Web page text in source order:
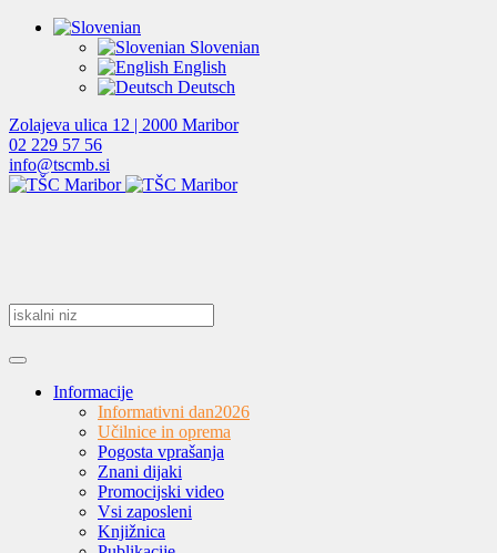
Slovenian
English
Deutsch
Zolajeva ulica 12 | 2000 Maribor
02 229 57 56
info@tscmb.si
Informacije
Informativni dan2026
Učilnice in oprema
Pogosta vprašanja
Znani dijaki
Promocijski video
Vsi zaposleni
Knjižnica